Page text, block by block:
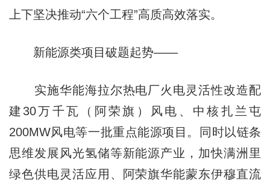
上下坚决推动“六个工程”高质高效落实。
新能源类项目破题起势——
实施华能海拉尔热电厂火电灵活性改造配
建30万千瓦（阿荣旗）风电、中核扎兰屯
200MW风电等一批重点能源项目。同时以链条
思维发展风光氢储等新能源产业，加快满洲里
绿色供电灵活应用、阿荣旗华能蒙东伊穆直流